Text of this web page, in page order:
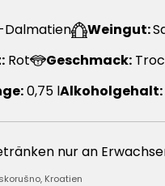
Weingut:
Rot Geschmack:
0,75 lAlkoholgehalt:
nur an
Kroatien